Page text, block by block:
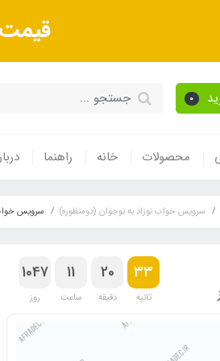
0
محصولات خانه راهنما
سرویس خواب نوزاد به نوجوان (دومنظوره) سرویس
1047
روز
11
ساعت
20
دقیقه
32
ثانیه